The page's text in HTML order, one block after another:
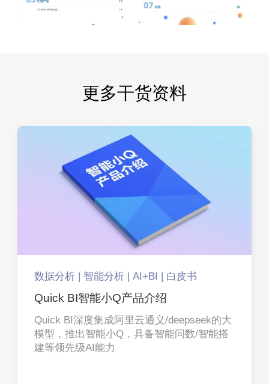
更多干货资料
数据分析 | 智能分析 | AI+BI | 白皮书
Quick BI智能小Q产品介绍
Quick BI深度集成阿里云通义/deepseek的大
模型，推出智能小Q，具备智能问数/智能搭
建等领先级AI能力